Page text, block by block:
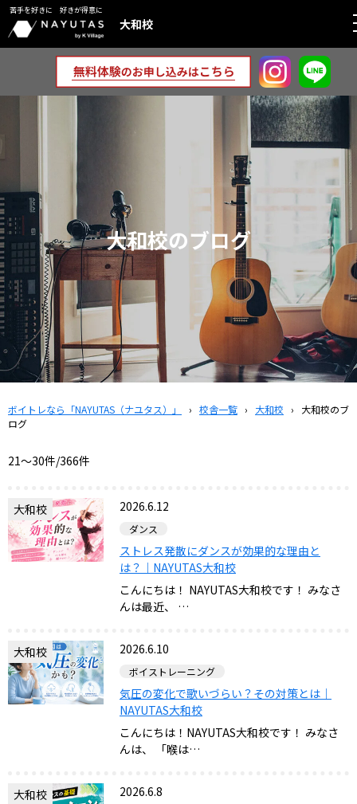
苦手を好きに 好きが得意に
大和校
大和校のブログ
ボイトレなら「NAYUTAS（ナユタス）」 › 校舎一覧 › 大和校 ›
大和校のブ
ログ
21〜30件/366件
大和校 2026.6.12
ダンス
ストレス発散にダンスが効果的な理由と
は？｜NAYUTAS大和校
こんにちは！ NAYUTAS大和校です！ みなさ
んは最近、 …
大和校 2026.6.10
ボイストレーニング
気圧の変化で歌いづらい？その対策とは｜
NAYUTAS大和校
こんにちは！NAYUTAS大和校です！ みなさ
んは、 「喉は…
大和校 2026.6.8